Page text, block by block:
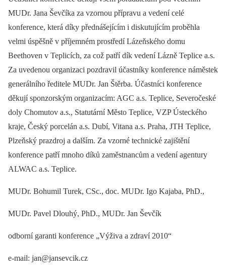
MUDr. Jana Ševčíka za vzornou přípravu a vedení celé
konference, která díky přednášejícím i diskutujícím proběhla
velmi úspěšně v příjemném prostředí Lázeňského domu
Beethoven v Teplicích, za což patří dík vedení Lázně Teplice a.s.
Za uvedenou organizaci pozdravil účastníky konference náměstek
generálního ředitele MUDr. Jan Štěrba. Účastníci konference
děkují sponzorským organizacím: AGC a.s. Teplice, Severočeské
doly Chomutov a.s., Statutární Město Teplice, VZP Ústeckého
kraje, Český porcelán a.s. Dubí, Vitana a.s. Praha, JTH Teplice,
Plzeňský prazdroj a dalším. Za vzorné technické zajištění
konference patří mnoho díků zaměstnancům a vedení agentury
ALWAC a.s. Teplice.
MUDr. Bohumil Turek, CSc., doc. MUDr. Igo Kajaba, PhD.,
MUDr. Pavel Dlouhý, PhD., MUDr. Jan Ševčík
odborní garanti konference „Výživa a zdraví 2010“
e-mail: jan@jansevcik.cz